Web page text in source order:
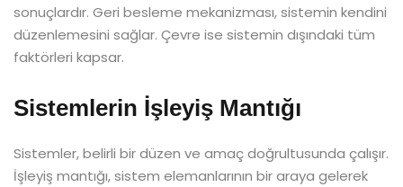
sonuçlardır. Geri besleme mekanizması, sistemin kendini
düzenlemesini sağlar. Çevre ise sistemin dışındaki tüm
faktörleri kapsar.
Sistemlerin İşleyiş Mantığı
Sistemler, belirli bir düzen ve amaç doğrultusunda çalışır.
İşleyiş mantığı, sistem elemanlarının bir araya gelerek